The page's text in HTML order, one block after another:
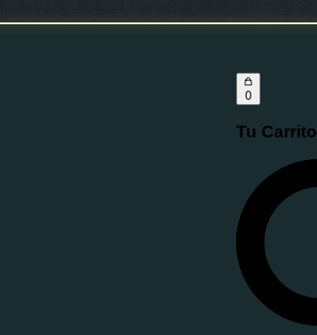
0
Tu Carrito